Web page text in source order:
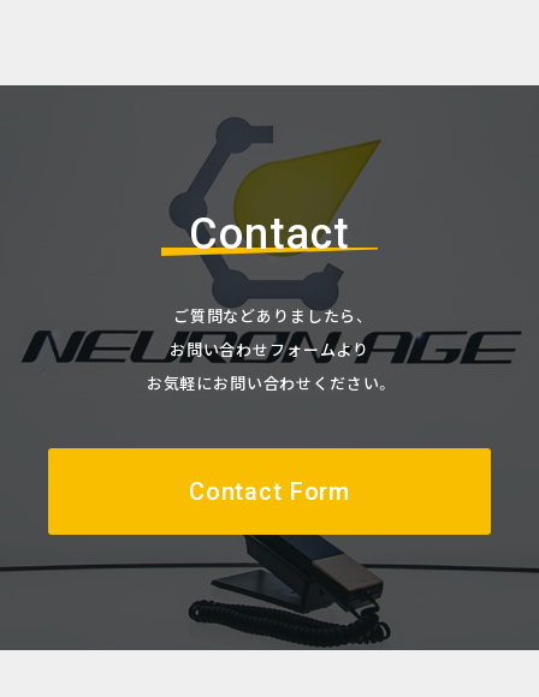
Contact
ご質問などありましたら、
お問い合わせフォームより
お気軽にお問い合わせください。
Contact Form